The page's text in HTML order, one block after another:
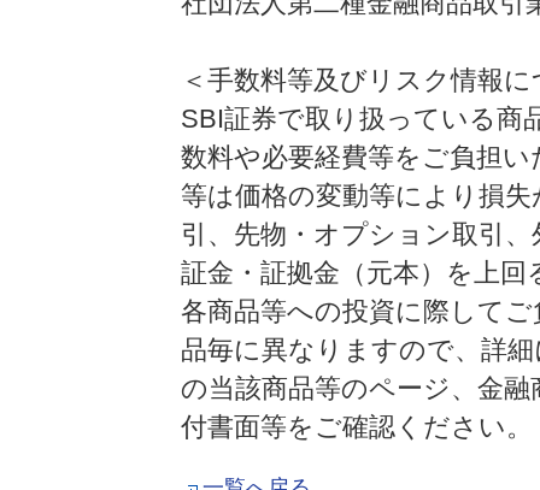
＜手数料等及びリスク情報
SBI証券で取り扱っている商
数料や必要経費等をご負担
等は価格の変動等により損
引、先物・オプション取引
証金・証拠金（元本）を上
各商品等への投資に際して
品毎に異なりますので、詳
の当該商品等のページ、金
付書面等をご確認ください。